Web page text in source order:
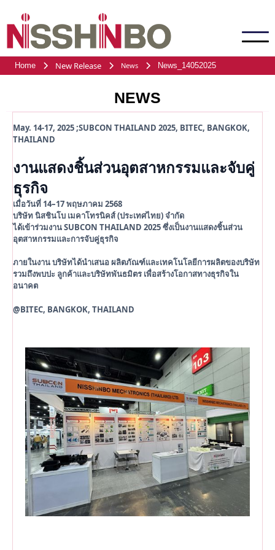
Home New Release News News_14052025
NEWS
May. 14-17, 2025 ;SUBCON THAILAND 2025, BITEC, BANGKOK,
THAILAND
งานแสดงชิ้นส่วนอุตสาหกรรมและจับคู่
ธุรกิจ
เมื่อวันที่ 14–17 พฤษภาคม 2568
บริษัท นิสชินโบ เมคาโทรนิคส์ (ประเทศไทย) จำกัด
ได้เข้าร่วมงาน SUBCON THAILAND 2025 ซึ่งเป็นงานแสดงชิ้นส่วน
อุตสาหกรรมและการจับคู่ธุรกิจ
ภายในงาน บริษัทได้นำเสนอ ผลิตภัณฑ์และเทคโนโลยีการผลิตของบริษัท
รวมถึงพบปะ ลูกค้าและบริษัทพันธมิตร เพื่อสร้างโอกาสทางธุรกิจใน
อนาคต
@BITEC, BANGKOK, THAILAND